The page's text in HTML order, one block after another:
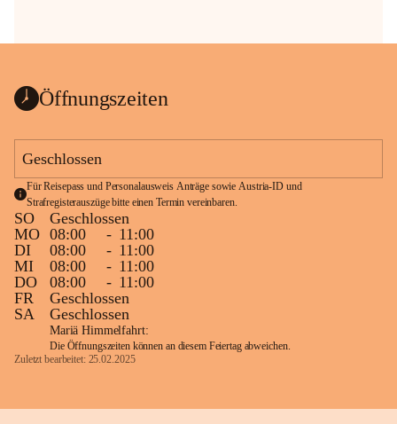
Öffnungszeiten
Geschlossen
Für Reisepass und Personalausweis Anträge sowie Austria-ID und
Strafregisterauszüge bitte einen Termin vereinbaren.
SO
Geschlossen
MO 08:00 - 11:00
DI
08:00 - 11:00
MI
08:00 - 11:00
DO
08:00 - 11:00
FR
Geschlossen
SA
Geschlossen
Mariä Himmelfahrt:
Die Öffnungszeiten können an diesem Feiertag abweichen.
Zuletzt bearbeitet: 25.02.2025